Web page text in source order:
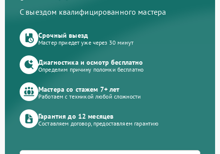
С выездом квалифицированного мастера
Срочный выезд
Мастер приедет уже через 30 минут
Диагностика и осмотр бесплатно
Определим причину поломки бесплатно
Мастера со стажем 7+ лет
Работаем с техникой любой сложности
Гарантия до 12 месяцев
Составляем договор, предоставляем гарантию